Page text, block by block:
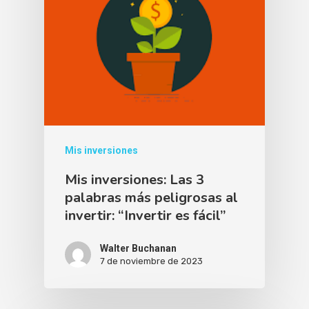
Mis inversiones
Mis inversiones: Las 3
palabras más peligrosas al
invertir: “Invertir es fácil”
Walter Buchanan
7 de noviembre de 2023